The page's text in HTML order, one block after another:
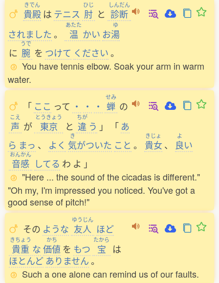
きでん
貴殿 は テニス
ひじ
肘 と
しんだん
診断
されました。
あたた
温 かい お
ゆ
湯
に
うで
腕 を つけて ください。
You have tennis elbow. Soak your arm in warm
water.
「 ここ って ・ ・ ・
せみ
蝉 の
こえ
声 が
とうきょう
東京 と
ちが
違 う 」 「 あ
ら まっ 、 よく
き
気がついた こと 。
きじょ
貴女 、
よ
良い
おんかん
音感 してる わ よ 」
"Here ... the sound of the cicadas is different."
"Oh my, I'm impressed you noticed. You've got a
good sense of pitch!"
その ような
ゆうじん
友人 ほど
きちょう
貴重 な
かち
価値 を もつ
たから
宝
は
ほとんど ありません。
Such a one alone can remind us of our faults.